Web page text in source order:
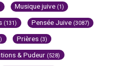
Musique juive (1)
(131) Pensée Juive (3087)
Prières (3)
& Pudeur (528)